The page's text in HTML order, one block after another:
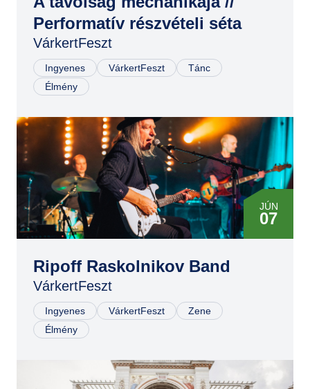
Performatív részvételi séta
VárkertFeszt
Ingyenes VárkertFeszt
Tánc
Élmény
JÚN
07
Ripoff Raskolnikov Band
VárkertFeszt
Ingyenes VárkertFeszt
Zene
Élmény